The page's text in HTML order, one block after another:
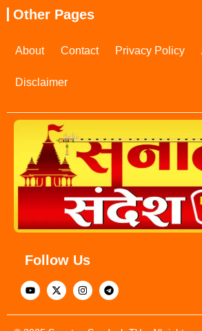
Other Pages
About Contact Privacy Policy
Disclaimer
Follow Us